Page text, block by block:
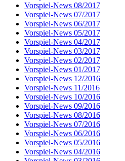
Vorspiel-News 08/2017
Vorspiel-News 07/2017
Vorspiel-News 06/2017
Vorspiel-News 05/2017
Vorspiel-News 04/2017
Vorspiel-News 03/2017
Vorspiel-News 02/2017
Vorspiel-News 01/2017
Vorspiel-News 12/2016
Vorspiel-News 11/2016
Vorspiel-News 10/2016
Vorspiel-News 09/2016
Vorspiel-News 08/2016
Vorspiel-News 07/2016
Vorspiel-News 06/2016
Vorspiel-News 05/2016
Vorspiel-News 04/2016